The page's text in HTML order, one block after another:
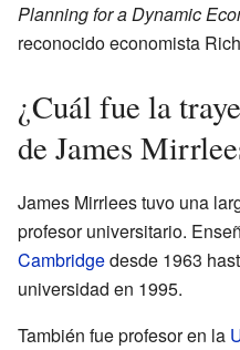
Planning for a Dynamic
reconocido economista
¿Cuál fue la
de James
James Mirrlees tuvo una
profesor universitario.
Cambridgedesde 1963
universidad en 1995.
También fue profesor en la